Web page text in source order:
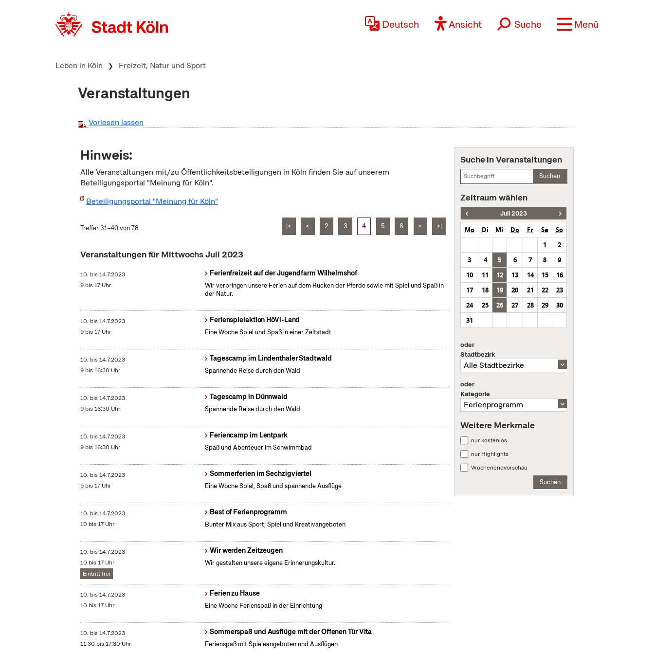
Deutsch Ansicht Suche Menü
Leben in Köln Freizeit, Natur und Sport
Veranstaltungen
Vorlesen lassen
Hinweis:
Alle Veranstaltungen mit/zu Öffentlichkeitsbeteiligungen in Köln finden Sie auf unserem
Beteiligungsportal "Meinung für Köln".
Beteiligungsportal "Meinung für Köln"
Treffer 31–40 von 78 |< < 2 3 4 5 6 > >|
Veranstaltungen für Mittwochs Juli 2023
10. bis14.7.2023
9 bis 17 Uhr
Ferienfreizeit auf der Jugendfarm Wilhelmshof
Wir verbringen unsere Ferien auf dem Rücken der Pferde sowie mit Spiel und Spaß in
der Natur.
10. bis14.7.2023
9 bis 17 Uhr
Ferienspielaktion HöVi-Land
Eine Woche Spiel und Spaß in einer Zeltstadt
10. bis14.7.2023
9 bis 16:30 Uhr
Tagescamp im Lindenthaler Stadtwald
Spannende Reise durch den Wald
10. bis14.7.2023
9 bis 16:30 Uhr
Tagescamp in Dünnwald
Spannende Reise durch den Wald
10. bis14.7.2023
9 bis 16:30 Uhr
Feriencamp im Lentpark
Spaß und Abenteuer im Schwimmbad
10. bis14.7.2023
9 bis 17 Uhr
Sommerferien im Sechzigviertel
Eine Woche Spiel, Spaß und spannende Ausflüge
10. bis14.7.2023
10 bis 17 Uhr
Best of Ferienprogramm
Bunter Mix aus Sport, Spiel und Kreativangeboten
10. bis14.7.2023
10 bis 17 Uhr
Eintritt frei
Wir werden Zeitzeugen
Wir gestalten unsere eigene Erinnerungskultur.
10. bis14.7.2023
10 bis 17 Uhr
Ferien zu Hause
Eine Woche Ferienspaß in der Einrichtung
10. bis14.7.2023
11:30 bis 17:30 Uhr
Sommerspaß und Ausflüge mit der Offenen Tür Vita
Ferienspaß mit Spieleangeboten und Ausflügen
Suche in Veranstaltungen
Suchen
Zeitraum wählen
Juli 2023
Mo Di Mi Do Fr Sa
So
1
2
3
4 5 6 7 8
9
10
11 12 13 14 15
16
17
18 19 20 21 22
23
24
25 26 27 28 29
30
31
oder
Stadtbezirk
oder
Kategorie
Weitere Merkmale
nur kostenlos
nur Highlights
Wochenendvorschau
Suchen